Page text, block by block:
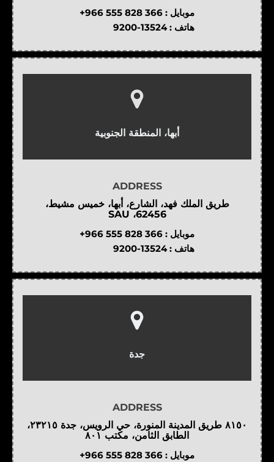
موبايل : +966 555 828 366
هاتف : 9200-13524
أبها، المنطقة الجنوبية
ADDRESS
طريق الملك فهد، الشارع، أبها، خميس مشيط،
62456، SAU
موبايل : +966 555 828 366
هاتف : 9200-13524
جدة
ADDRESS
٨١٥٠ طريق المدينة المنورة، حي الرويس، جدة ٢٣٢١٥،
الطابق الثامن، مكتب ٨٠١
موبايل : +966 555 828 366